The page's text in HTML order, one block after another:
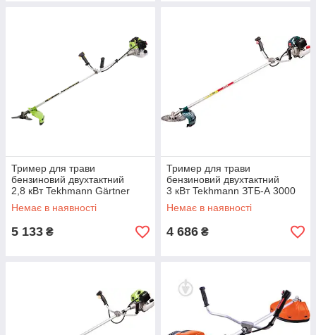
Тример для трави
бензиновий двухтактний
2,8 кВт Tekhmann Gärtner
BCG-2812
Немає в наявності
5 133 ₴
Тример для трави
бензиновий двухтактний
3 кВт Tekhmann ЗТБ-А 3000
Немає в наявності
4 686 ₴